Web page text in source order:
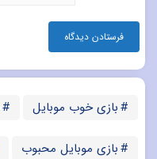
بازی خوب موبایل
بازی موبایل محبوب